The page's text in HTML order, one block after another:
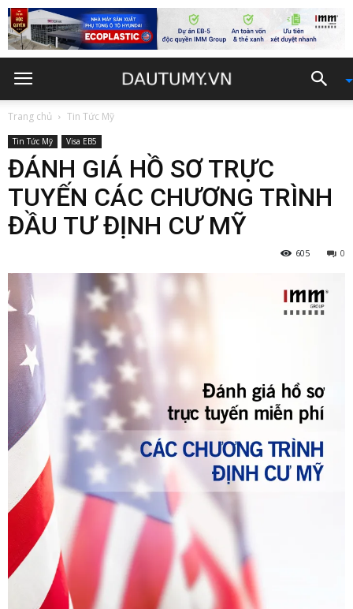
Trang chủ Tin Tức Mỹ
Tin Tức Mỹ Visa EB5
ĐÁNH GIÁ HỒ SƠ TRỰC
TUYẾN CÁC CHƯƠNG TRÌNH
ĐẦU TƯ ĐỊNH CƯ MỸ
0
605